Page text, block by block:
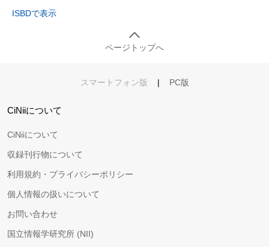
ISBDで表示
ページトップへ
スマートフォン版 | PC版
CiNiiについて
CiNiiについて
収録刊行物について
利用規約・プライバシーポリシー
個人情報の扱いについて
お問い合わせ
国立情報学研究所 (NII)